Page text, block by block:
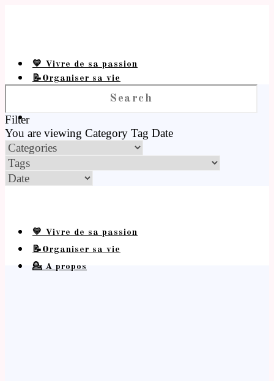
💛 Vivre de sa passion
📝Organiser sa vie
Filter
You are viewing Category Tag Date
💛 Vivre de sa passion
📝Organiser sa vie
💁 A propos